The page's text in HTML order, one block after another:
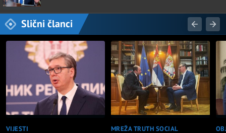
Slični članci
VIJESTI MREŽA TRUTH SOCIAL